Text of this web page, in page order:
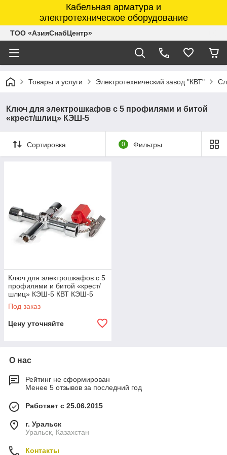
Кабельная арматура и
электротехническое оборудование
ТОО «АзияСнабЦентр»
Товары и услуги Электротехнический завод "КВТ"
Ключ для электрошкафов с 5 профилями и битой
«крест/шлиц» КЭШ-5
Сортировка 0 Фильтры
Ключ для электрошкафов с 5
профилями и битой «крест/
шлиц» КЭШ-5 КВТ КЭШ-5
Под заказ
Цену уточняйте
О нас
Рейтинг не сформирован
Менее 5 отзывов за последний год
Работает с 25.06.2015
г. Уральск
Уральск, Казахстан
Контакты